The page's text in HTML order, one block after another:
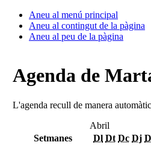
Aneu al menú principal
Aneu al contingut de la pàgina
Aneu al peu de la pàgina
Agenda de
L'agenda recull de manera
Abril
Setmanes
Dl Dt Dc Dj